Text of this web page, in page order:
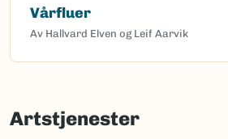
Vårfluer
Av Hallvard Elven og Leif Aarvik
Artstjenester